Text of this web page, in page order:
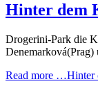
Hinter dem
Drogerini-Park die
Read more …Hinter